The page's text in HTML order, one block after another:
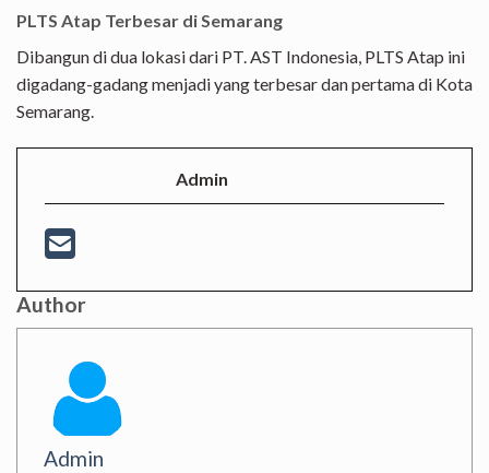
PLTS Atap Terbesar di Semarang
Dibangun di dua lokasi dari PT. AST Indonesia, PLTS Atap ini
digadang-gadang menjadi yang terbesar dan pertama di Kota
Semarang.
Admin
Author
Admin